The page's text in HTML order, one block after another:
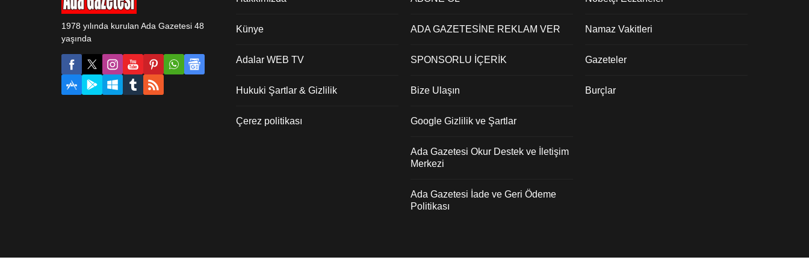
1978 yılında kurulan Ada Gazetesi 48
yaşında
Künye
Adalar WEB TV
Hukuki Şartlar & Gizlilik
Çerez politikası
ADA GAZETESİNE REKLAM VER
SPONSORLU İÇERİK
Bize Ulaşın
Google Gizlilik ve Şartlar
Ada Gazetesi Okur Destek ve İletişim
Merkezi
Ada Gazetesi İade ve Geri Ödeme
Politikası
Namaz Vakitleri
Gazeteler
Burçlar